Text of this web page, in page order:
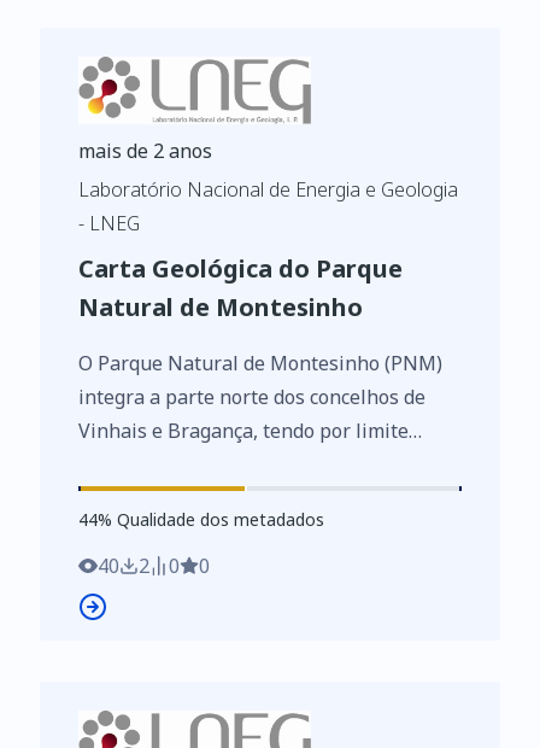
mais de 2 anos
Laboratório Nacional de Energia e Geologia
- LNEG
Carta Geológica do Parque
Natural de Montesinho
O Parque Natural de Montesinho (PNM)
integra a parte norte dos concelhos de
Vinhais e Bragança, tendo por limite
área de 750 km2, correspondendo,
respetivamente a cerca de a 44% e 37%
das áreas destes concelhos. Esta carta
geológica à escala 1:100 000, foi produzida
Douro Internacional (NE Portugal):
44%
44% Qualidade dos metadados
40 2 0 0